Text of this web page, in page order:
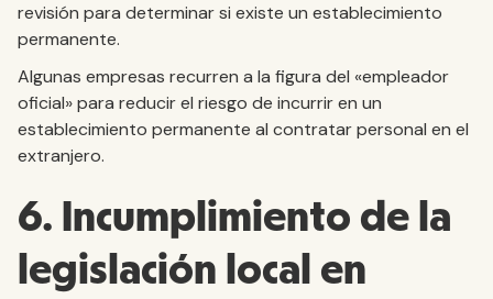
revisión para determinar si existe un establecimiento
permanente.
Algunas empresas recurren a la figura del «empleador
oficial» para reducir el riesgo de incurrir en un
establecimiento permanente al contratar personal en el
extranjero.
6. Incumplimiento de la
legislación local en